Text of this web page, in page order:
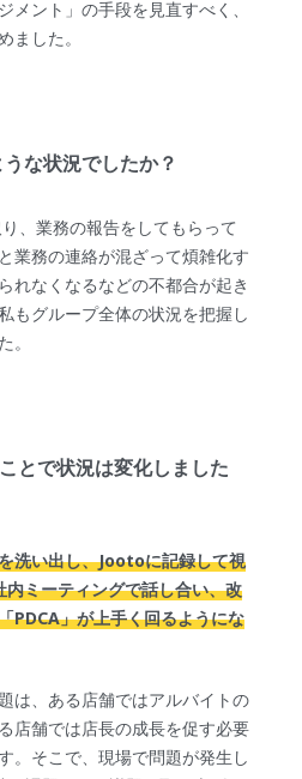
メント」の手段を見直すべく、
ました。
な状況でしたか？
、業務の報告をしてもらって
業務の連絡が混ざって煩雑化す
れなくなるなどの不都合が起き
もグループ全体の状況を把握し
。
で状況は変化しました
洗い出し、Jootoに記録して視
ミーティングで話し合い、改
PDCA」が上手く回るようにな
は、ある店舗ではアルバイトの
店舗では店長の成長を促す必要
。そこで、現場で問題が発生し